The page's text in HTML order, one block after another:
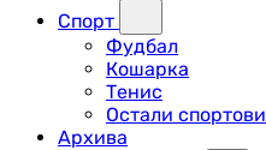
Спорт
Фудбал
Кошарка
Тенис
Остали спортови
Архива